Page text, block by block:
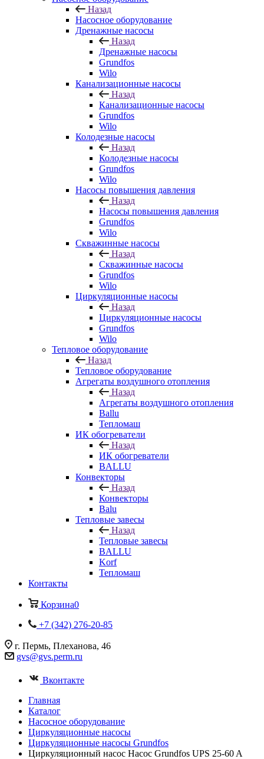
Назад
Насосное оборудование
Дренажные насосы
Назад
Дренажные насосы
Grundfos
Wilo
Канализационные насосы
Назад
Канализационные насосы
Grundfos
Wilo
Колодезные насосы
Назад
Колодезные насосы
Grundfos
Wilo
Насосы повышения давления
Назад
Насосы повышения давления
Grundfos
Wilo
Скважинные насосы
Назад
Скважинные насосы
Grundfos
Wilo
Циркуляционные насосы
Назад
Циркуляционные насосы
Grundfos
Wilo
Тепловое оборудование
Назад
Тепловое оборудование
Агрегаты воздушного отопления
Назад
Агрегаты воздушного отопления
Ballu
Тепломаш
ИК обогреватели
Назад
ИК обогреватели
BALLU
Конвекторы
Назад
Конвекторы
Balu
Тепловые завесы
Назад
Тепловые завесы
BALLU
Korf
Тепломаш
Контакты
Корзина0
+7 (342) 276-20-85
г. Пермь, Плеханова, 46
gvs@gvs.perm.ru
Вконтакте
Главная
Каталог
Насосное оборудование
Циркуляционные насосы
Циркуляционные насосы Grundfos
Циркуляционный насос Насос Grundfos UPS 25-60 A